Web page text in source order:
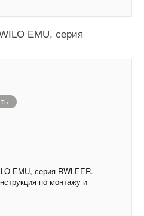
EMU, серия
EMU, серия RWLEER.
по монтажу и